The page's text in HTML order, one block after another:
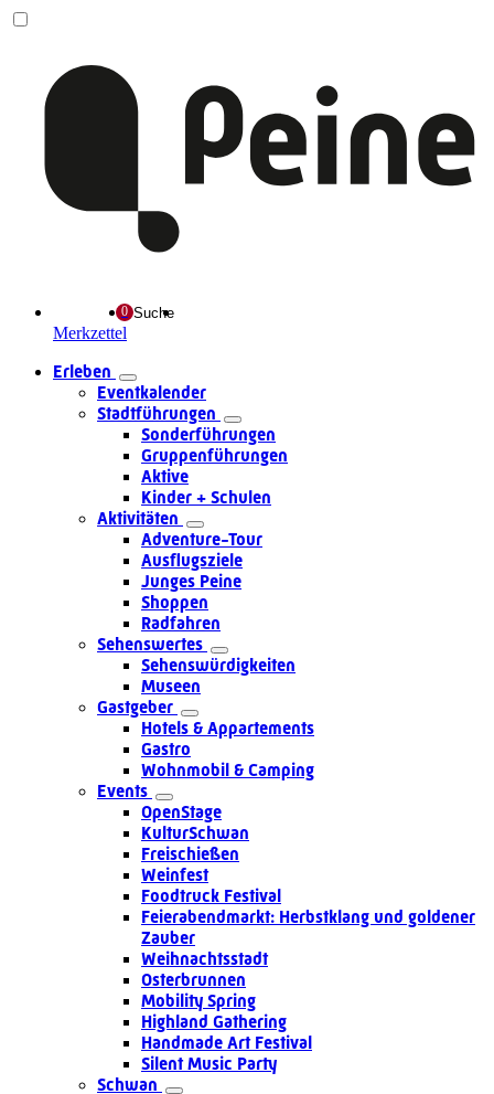
Merkzettel
Suche
Erleben
Eventkalender
Stadtführungen
Sonderführungen
Gruppenführungen
Aktive
Kinder + Schulen
Aktivitäten
Adventure-Tour
Ausflugsziele
Junges Peine
Shoppen
Radfahren
Sehenswertes
Sehenswürdigkeiten
Museen
Gastgeber
Hotels & Appartements
Gastro
Wohnmobil & Camping
Events
OpenStage
KulturSchwan
Freischießen
Weinfest
Foodtruck Festival
Feierabendmarkt: Herbstklang und goldener
Zauber
Weihnachtsstadt
Osterbrunnen
Mobility Spring
Highland Gathering
Handmade Art Festival
Silent Music Party
Schwan